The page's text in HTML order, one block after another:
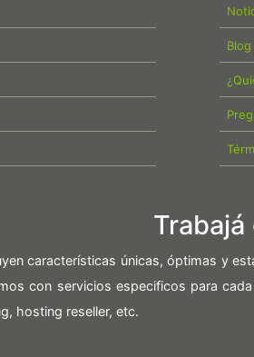
Blog
características únicas, óptimas y
con servicios especificos para
hosting reseller, etc.